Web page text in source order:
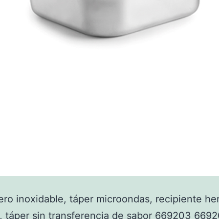
inoxidable, táper microondas, recipiente
táper sin transferencia de sabor 669203